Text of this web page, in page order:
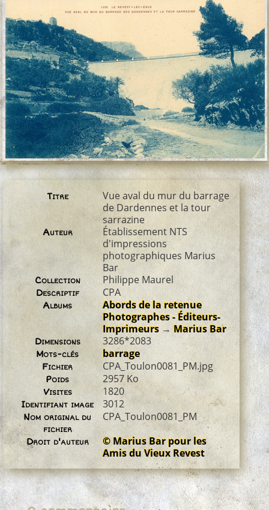
Titre
Vue aval du mur du barrage
de Dardennes et la tour
sarrazine
Auteur
Établissement NTS
d'impressions
photographiques Marius
Bar
Collection Philippe Maurel
Descriptif CPA
Albums
Abords de la retenue
Photographes - Éditeurs-
Imprimeurs→Marius Bar
Dimensions 3286*2083
Mots-clés barrage
Fichier CPA_Toulon0081_PM.jpg
Poids 2957 Ko
Visites 1820
Identifiant image 3012
Nom original du
fichier
CPA_Toulon0081_PM
Droit d'auteur
© Marius Bar pour les
Amis du Vieux Revest